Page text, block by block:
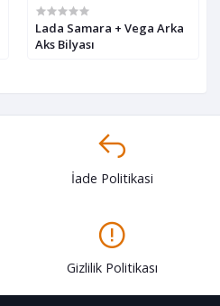
Lada Samara + Vega Arka
Aks Bilyası
İade Politikasi
Gizlilik Politikası